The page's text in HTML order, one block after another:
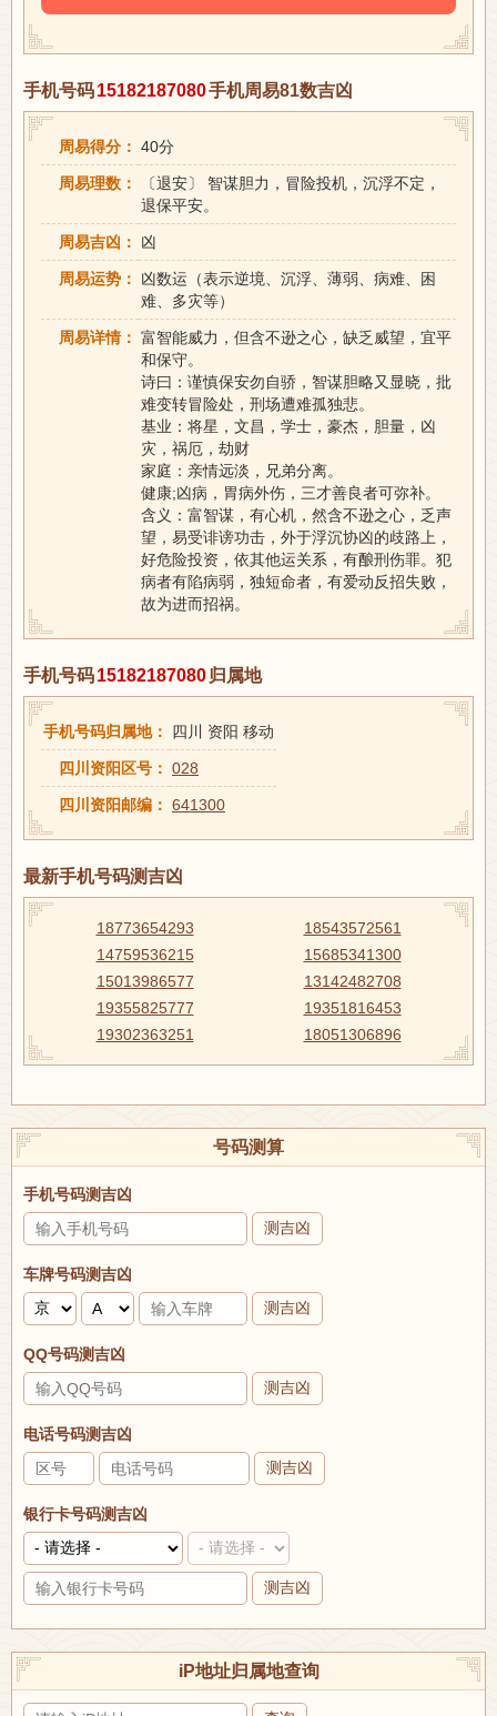
手机号码15182187080手机周易81数吉凶
周易得分： 40分
周易理数：
〔退安〕 智谋胆力，冒险投机，沉浮不定，
退保平安。
周易吉凶： 凶
周易运势：
凶数运（表示逆境、沉浮、薄弱、病难、困
难、多灾等）
周易详情： 富智能威力，但含不逊之心，缺乏威望，宜平
和保守。
诗曰：谨慎保安勿自骄，智谋胆略又显晓，批
难变转冒险处，刑场遭难孤独悲。
基业：将星，文昌，学士，豪杰，胆量，凶
灾，祸厄，劫财
家庭：亲情远淡，兄弟分离。
健康;凶病，胃病外伤，三才善良者可弥补。
含义：富智谋，有心机，然含不逊之心，乏声
望，易受诽谤功击，外于浮沉协凶的歧路上，
好危险投资，依其他运关系，有酿刑伤罪。犯
病者有陷病弱，独短命者，有爱动反招失败，
故为进而招祸。
手机号码15182187080归属地
手机号码归属地： 四川 资阳 移动
四川资阳区号： 028
四川资阳邮编： 641300
最新手机号码测吉凶
18773654293
18543572561
14759536215
15685341300
15013986577
13142482708
19355825777
19351816453
19302363251
18051306896
号码测算
手机号码测吉凶
测吉凶
车牌号码测吉凶
测吉凶
QQ号码测吉凶
测吉凶
电话号码测吉凶
测吉凶
银行卡号码测吉凶
测吉凶
iP地址归属地查询